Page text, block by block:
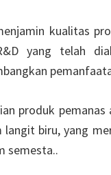
kualitas
yang telah
produk
langit biru, yang
semesta..